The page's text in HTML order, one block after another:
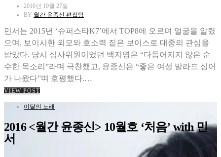
2016년 10월 27일
BY 월간 윤종신 편집팀
민서는 2015년 ‘슈퍼스타K7’에서 TOP8에 오르며 얼굴을 알렸
으며, 보이시한 외모와 호소력 짙은 보이스로 대중의 관심을
받았다. 당시 심사위원이었던 백지영은 “다듬어지지 않은 순
수한 목소리”라며 극찬했고, 윤종신은 “좋은 여성 발라드 싱어
가 나왔다”며 호평했다.…
VIEW POST
이달의 노래
2016 <월간 윤종신> 10월호 ‘처음’ with 민
서